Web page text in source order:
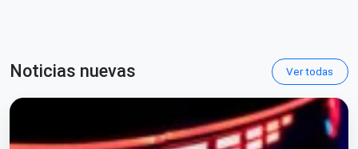
Noticias nuevas Ver todas